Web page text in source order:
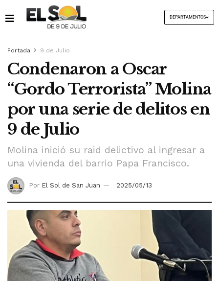
DEPARTAMENTOS
Portada 9 de Julio
Condenaron a Oscar
“Gordo Terrorista” Molina
por una serie de delitos en
9 de Julio
Molina inició su raid delictivo al ingresar a
una vivienda del barrio Papa Francisco.
Por El Sol de San Juan 2025/05/13